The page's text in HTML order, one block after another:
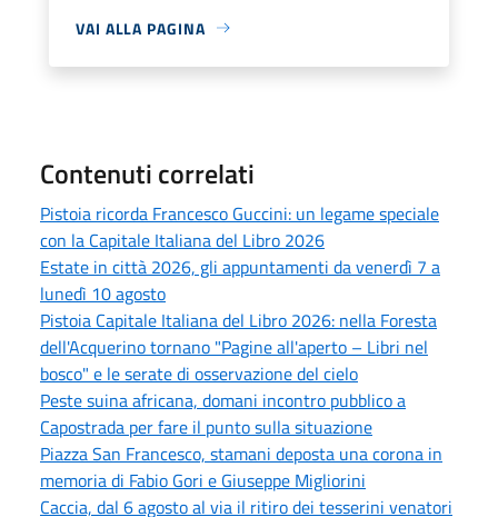
VAI ALLA PAGINA
Contenuti correlati
Pistoia ricorda Francesco Guccini: un legame speciale
con la Capitale Italiana del Libro 2026
Estate in città 2026, gli appuntamenti da venerdì 7 a
lunedì 10 agosto
Pistoia Capitale Italiana del Libro 2026: nella Foresta
dell'Acquerino tornano "Pagine all'aperto – Libri nel
bosco" e le serate di osservazione del cielo
Peste suina africana, domani incontro pubblico a
Capostrada per fare il punto sulla situazione
Piazza San Francesco, stamani deposta una corona in
memoria di Fabio Gori e Giuseppe Migliorini
Caccia, dal 6 agosto al via il ritiro dei tesserini venatori